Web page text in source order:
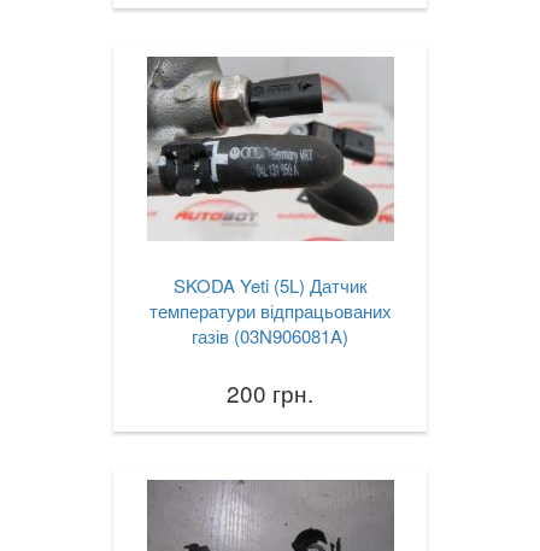
SKODA Yeti (5L) Датчик
температури відпрацьованих
газів (03N906081A)
200 грн.